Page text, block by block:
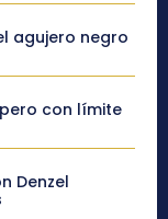
agujero negro
con límite
Denzel